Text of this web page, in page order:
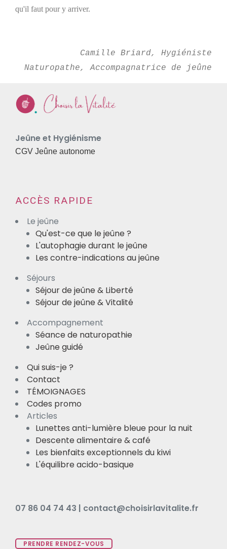
qu'il faut pour y arriver.
Camille Briard, Hygiéniste
Naturopathe, Accompagnatrice de jeûne
Jeûne et Hygiénisme
CGV Jeûne autonome
ACCÈS RAPIDE
Le jeûne
Qu'est-ce que le jeûne ?
L'autophagie durant le jeûne
Les contre-indications au jeûne
Séjours
Séjour de jeûne & Liberté
Séjour de jeûne & Vitalité
Accompagnement
Séance de naturopathie
Jeûne guidé
Qui suis-je ?
Contact
TÉMOIGNAGES
Codes promo
Articles
Lunettes anti-lumière bleue pour la nuit
Descente alimentaire & café
Les bienfaits exceptionnels du kiwi
L'équilibre acido-basique
07 86 04 74 43 | contact@choisirlavitalite.fr
PRENDRE RENDEZ-VOUS